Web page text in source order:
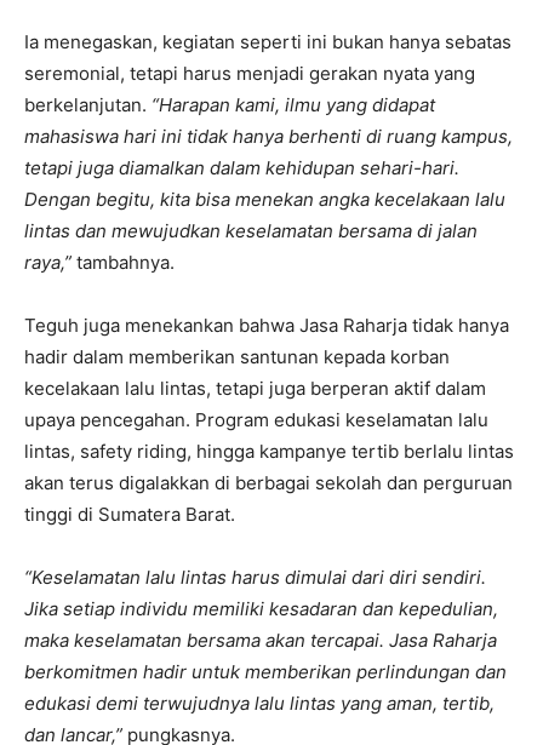
Ia menegaskan, kegiatan seperti ini bukan hanya sebatas
seremonial, tetapi harus menjadi gerakan nyata yang
berkelanjutan. “Harapan kami, ilmu yang didapat
mahasiswa hari ini tidak hanya berhenti di ruang kampus,
tetapi juga diamalkan dalam kehidupan sehari-hari.
Dengan begitu, kita bisa menekan angka kecelakaan lalu
lintas dan mewujudkan keselamatan bersama di jalan
raya,” tambahnya.
Teguh juga menekankan bahwa Jasa Raharja tidak hanya
hadir dalam memberikan santunan kepada korban
kecelakaan lalu lintas, tetapi juga berperan aktif dalam
upaya pencegahan. Program edukasi keselamatan lalu
lintas, safety riding, hingga kampanye tertib berlalu lintas
akan terus digalakkan di berbagai sekolah dan perguruan
tinggi di Sumatera Barat.
“Keselamatan lalu lintas harus dimulai dari diri sendiri.
Jika setiap individu memiliki kesadaran dan kepedulian,
maka keselamatan bersama akan tercapai. Jasa Raharja
berkomitmen hadir untuk memberikan perlindungan dan
edukasi demi terwujudnya lalu lintas yang aman, tertib,
dan lancar,” pungkasnya.